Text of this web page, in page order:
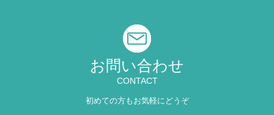
お問い合わせ
CONTACT
初めての方もお気軽にどうぞ